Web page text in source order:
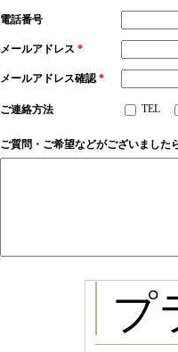
電話番号
メールアドレス *
メールアドレス確認*
ご連絡方法 TEL
ご質問・ご希望などがございました